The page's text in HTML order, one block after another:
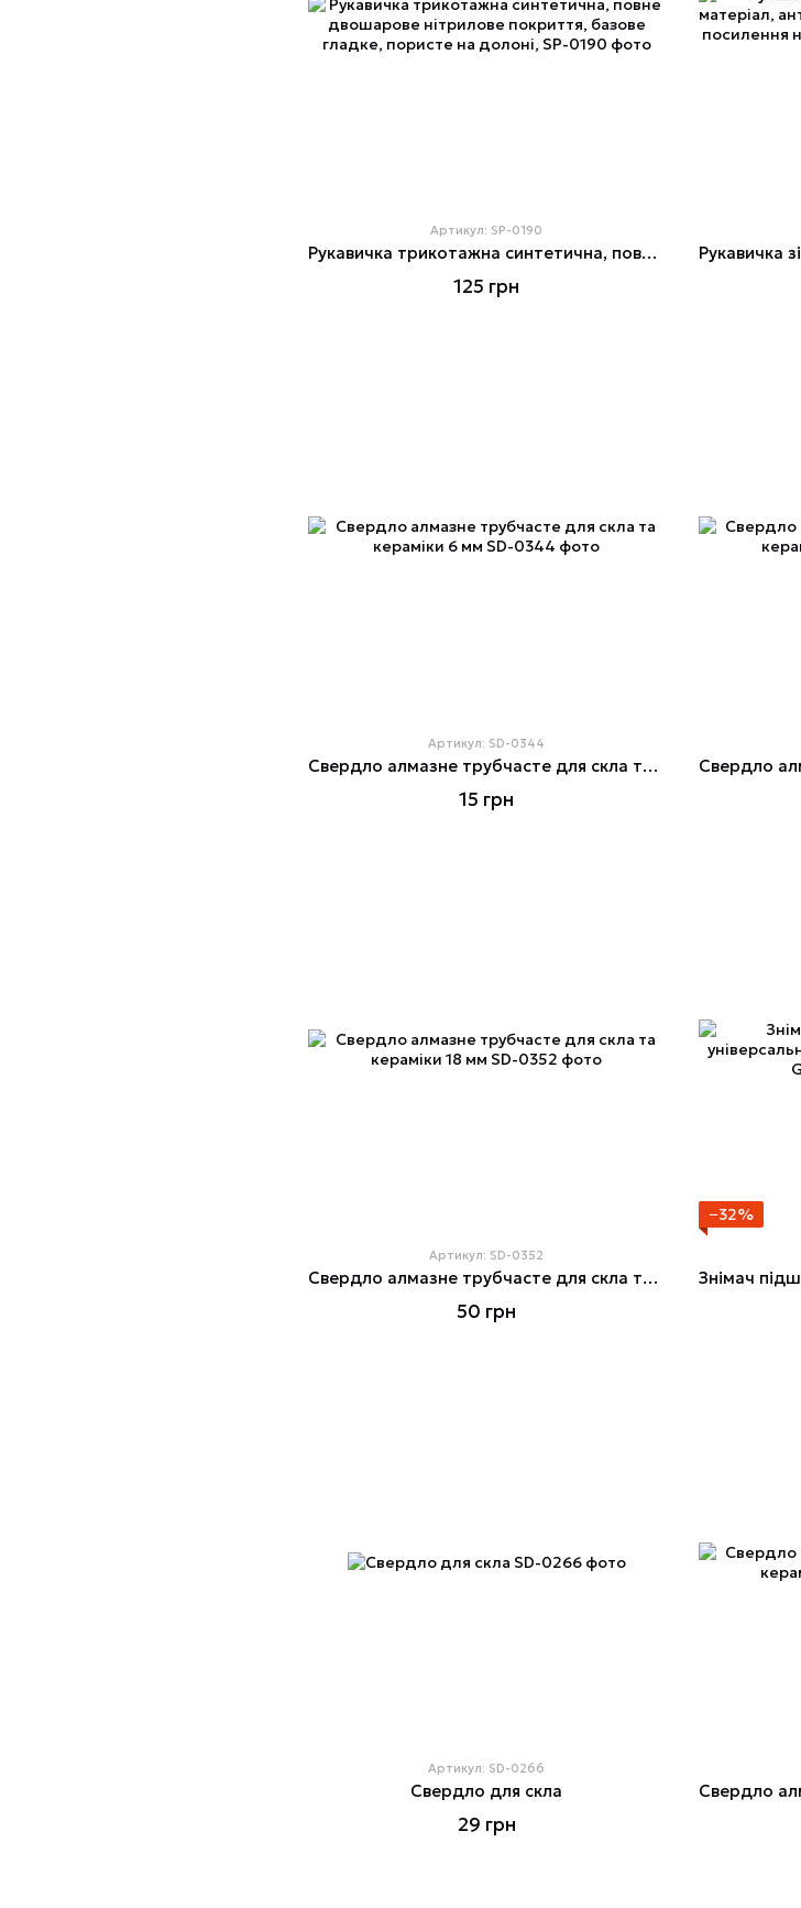
Артикул: SP-0190
Рукавичка трикотажна синтетична, повне двошарове нітрилове покриття, базове гладке, пористе на долоні,
125 грн
Артикул: SD-0344
Свердло алмазне трубчасте для скла та кераміки 6 мм
15 грн
Артикул: SD-0352
Свердло алмазне трубчасте для скла та кераміки 18 мм
50 грн
−32%
Артикул: SD-0266
Свердло для скла
29 грн